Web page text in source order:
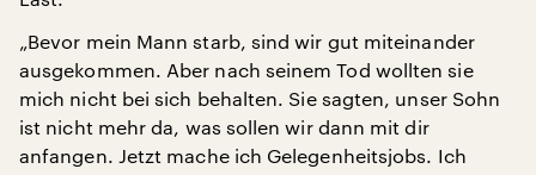
„Bevor mein Mann starb, sind wir gut miteinander
ausgekommen. Aber nach seinem Tod wollten sie
mich nicht bei sich behalten. Sie sagten, unser Sohn
ist nicht mehr da, was sollen wir dann mit dir
anfangen. Jetzt mache ich Gelegenheitsjobs. Ich